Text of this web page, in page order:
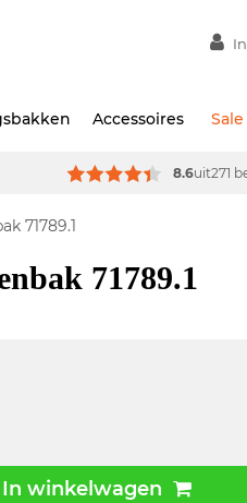
Accessoires Sale
8.6uit271
71789.1
71789.1
In winkelwagen